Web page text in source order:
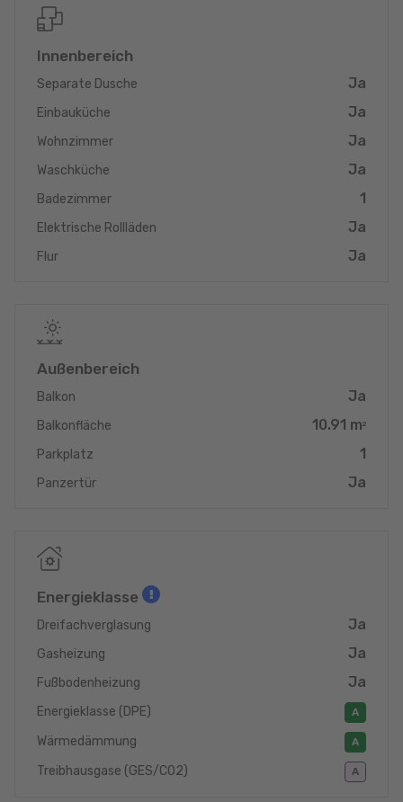
Der angezeigte Preis versteht sich inkl. 3% MwSt.
Diese Immobilie wird Ihnen von der Handelsabteilung von Félix
Giorgetti präsentiert.
Innenbereich
Separate Dusche Ja
Einbauküche Ja
Wohnzimmer Ja
Waschküche Ja
Badezimmer 1
Elektrische Rollläden Ja
Flur Ja
Außenbereich
Balkon Ja
Balkonfläche 10.91 m2
Parkplatz 1
Panzertür Ja
Energieklasse
Dreifachverglasung Ja
Gasheizung Ja
Fußbodenheizung Ja
Energieklasse (DPE) A
Wärmedämmung A
Treibhausgase (GES/CO2) A